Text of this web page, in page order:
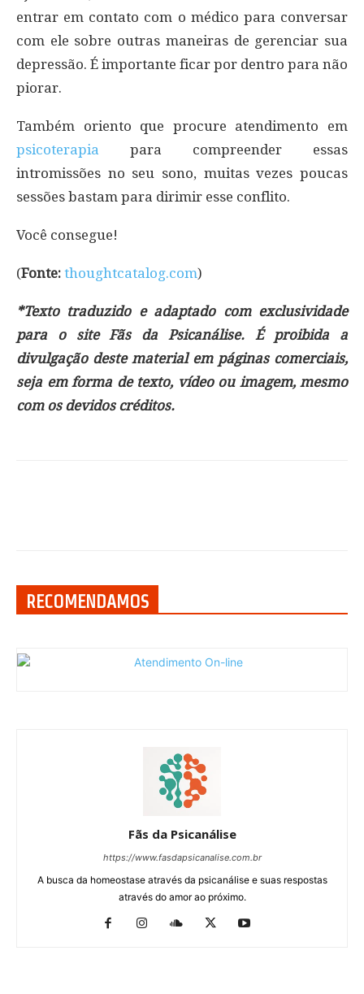
entrar em contato com o médico para conversar
com ele sobre outras maneiras de gerenciar sua
depressão. É importante ficar por dentro para não
piorar.
Também oriento que procure atendimento em
psicoterapia para compreender essas
intromissões no seu sono, muitas vezes poucas
sessões bastam para dirimir esse conflito.
Você consegue!
(Fonte: thoughtcatalog.com)
*Texto traduzido e adaptado com exclusividade
para o site Fãs da Psicanálise. É proibida a
divulgação deste material em páginas comerciais,
seja em forma de texto, vídeo ou imagem, mesmo
com os devidos créditos.
RECOMENDAMOS
Fãs da Psicanálise
https://www.fasdapsicanalise.com.br
A busca da homeostase através da psicanálise e suas respostas
através do amor ao próximo.